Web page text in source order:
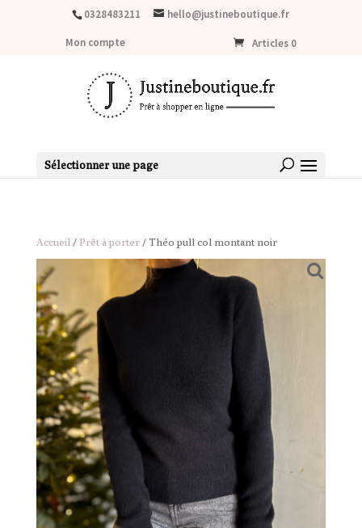
LIVRAISON OFFERTE dès 80€ d'achat (France métropolitaine)
0328483211 hello@justineboutique.fr
Mon compte Articles 0
Sélectionner une page
Accueil/ Prêt à porter/ Théo pull col montant noir